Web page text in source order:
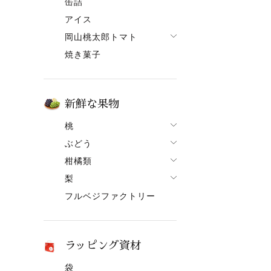
アイス
岡山桃太郎トマト
でざあととまと
焼き菓子
新鮮な果物
桃
桃一覧
白鳳【7月上旬～】
おかやま夢白桃【7月中
黄金桃【9月上旬頃～】
ぶどう
ぶどう一覧
シャインマスカット
柑橘類
せとか
梨
梨一覧
フルベジファクトリー
ラッピング資材
袋